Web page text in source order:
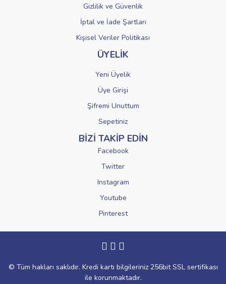
Gizlilik ve Güvenlik
İptal ve İade Şartları
Kişisel Veriler Politikası
ÜYELİK
Yeni Üyelik
Üye Girişi
Şifremi Unuttum
Sepetiniz
BİZİ TAKİP EDİN
Facebook
Twitter
Instagram
Youtube
Pinterest
© Tüm hakları saklıdır. Kredi kartı bilgileriniz 256bit SSL sertifikası
ile korunmaktadır.